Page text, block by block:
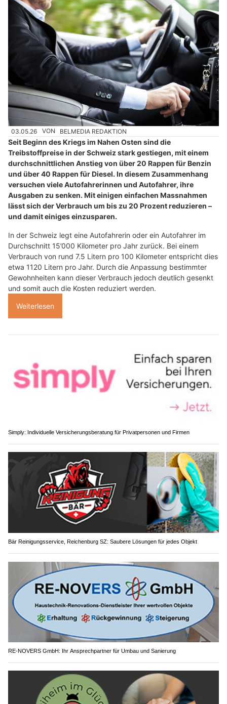
03.05.26 VON BELMEDIA REDAKTION
Seit Beginn des Kriegs im Nahen Osten sind die
Treibstoffpreise in der Schweiz stark gestiegen, mit einem
durchschnittlichen Anstieg von über 20 Rappen für Benzin
und über 40 Rappen für Diesel. In diesem Zusammenhang
versuchen viele Autofahrerinnen und Autofahrer, ihre
Ausgaben zu senken. Mit einigen einfachen Massnahmen
lässt sich der Verbrauch um bis zu 20 Prozent reduzieren –
und damit einiges einzusparen.
In der Schweiz legt eine Autofahrerin oder ein Autofahrer im
Durchschnitt 15’000 Kilometer pro Jahr zurück. Bei einem
Verbrauch von rund 7.5 Litern pro 100 Kilometer entspricht dies
etwa 1120 Litern pro Jahr. Durch die Anpassung bestimmter
Gewohnheiten kann dieser Verbrauch jedoch deutlich gesenkt
und somit auch die Kosten reduziert werden.
Weiterlesen
Simply: Individuelle Versicherungsberatung für Privatpersonen und Firmen
Bär Reinigungsservice, Reichenburg SZ: Saubere Lösungen für jedes Objekt
RE-NOVERS GmbH: Ihr Ansprechpartner für Umbau und Sanierung